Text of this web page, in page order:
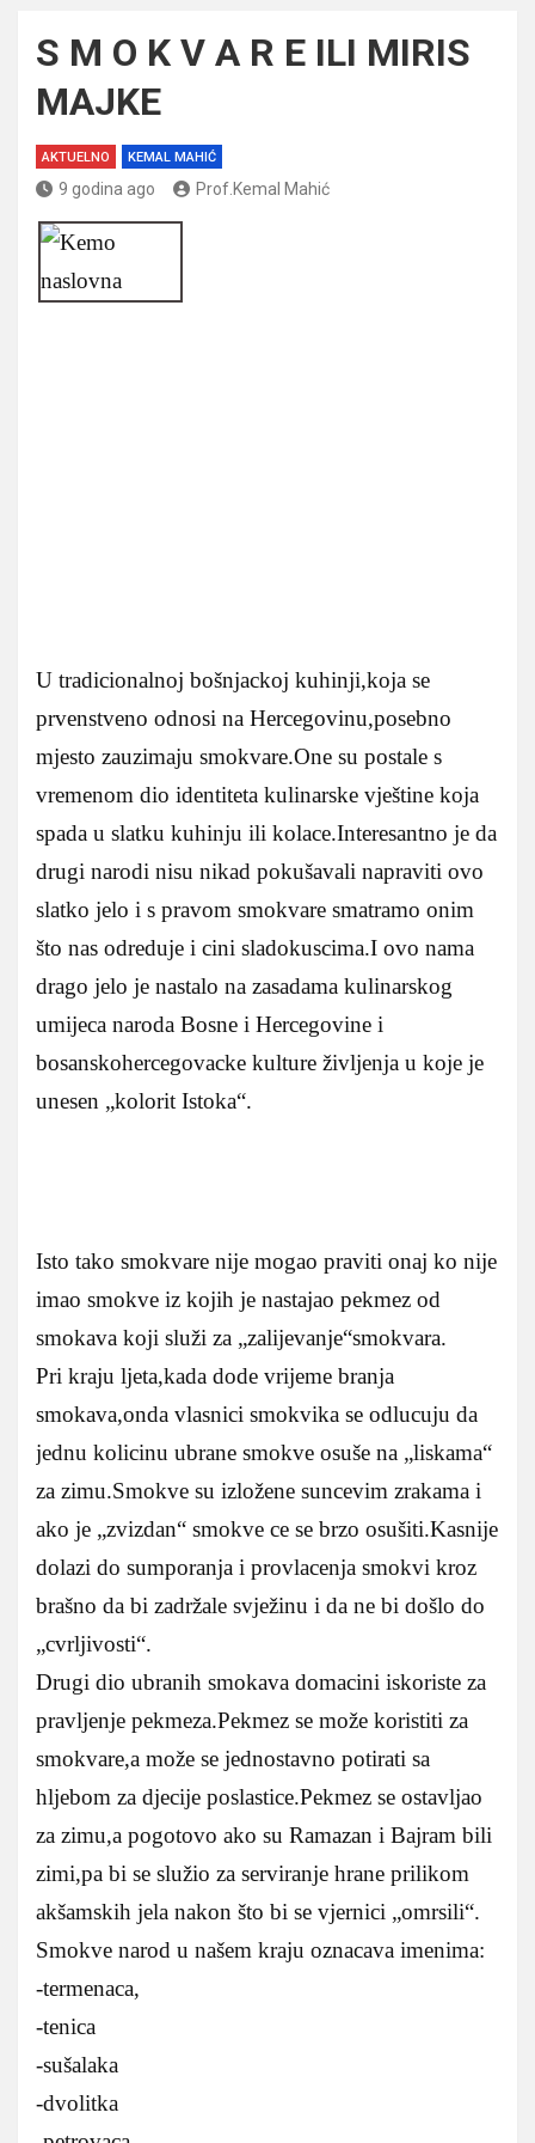
S M O K V A R E ILI MIRIS
MAJKE
AKTUELNO KEMAL MAHIĆ
9 godina ago Prof.Kemal Mahić
U tradicionalnoj bošnjackoj kuhinji,koja se
prvenstveno odnosi na Hercegovinu,posebno
mjesto zauzimaju smokvare.One su postale s
vremenom dio identiteta kulinarske vještine koja
spada u slatku kuhinju ili kolace.Interesantno je da
drugi narodi nisu nikad pokušavali napraviti ovo
slatko jelo i s pravom smokvare smatramo onim
što nas odreduje i cini sladokuscima.I ovo nama
drago jelo je nastalo na zasadama kulinarskog
umijeca naroda Bosne i Hercegovine i
bosanskohercegovacke kulture življenja u koje je
unesen „kolorit Istoka“.
Isto tako smokvare nije mogao praviti onaj ko nije
imao smokve iz kojih je nastajao pekmez od
smokava koji služi za „zalijevanje“smokvara.
Pri kraju ljeta,kada dode vrijeme branja
smokava,onda vlasnici smokvika se odlucuju da
jednu kolicinu ubrane smokve osuše na „liskama“
za zimu.Smokve su izložene suncevim zrakama i
ako je „zvizdan“ smokve ce se brzo osušiti.Kasnije
dolazi do sumporanja i provlacenja smokvi kroz
brašno da bi zadržale svježinu i da ne bi došlo do
„cvrljivosti“.
Drugi dio ubranih smokava domacini iskoriste za
pravljenje pekmeza.Pekmez se može koristiti za
smokvare,a može se jednostavno potirati sa
hljebom za djecije poslastice.Pekmez se ostavljao
za zimu,a pogotovo ako su Ramazan i Bajram bili
zimi,pa bi se služio za serviranje hrane prilikom
akšamskih jela nakon što bi se vjernici „omrsili“.
Smokve narod u našem kraju oznacava imenima:
-termenaca,
-tenica
-sušalaka
-dvolitka